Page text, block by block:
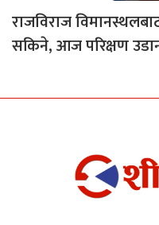
राजविराज
सकिने, आज परिक्षण